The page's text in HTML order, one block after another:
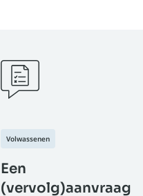
Volwassenen
Een
(vervolg)aanvraag